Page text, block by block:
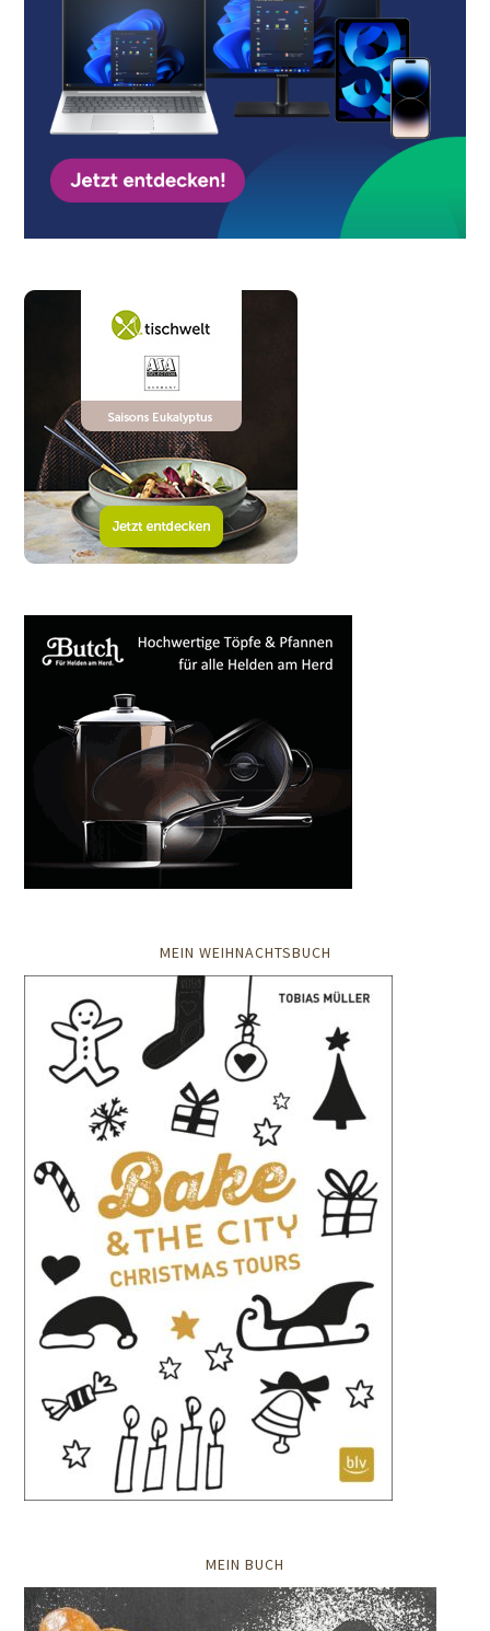
MEIN WEIHNACHTSBUCH
MEIN BUCH